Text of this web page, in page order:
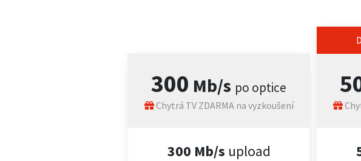
300 Mb/s po optice
Chytrá TV ZDARMA na vyzkoušení
300 Mb/s upload